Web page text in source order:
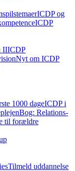
ICDP og
ICDP
IIICDP
Nyt om ICDP
1000 dageICDP i
Bog: Relations-
til forældre
Tilmeld uddannelse